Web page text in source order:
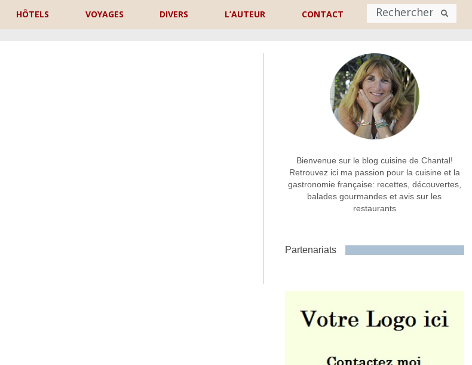
HÔTELS VOYAGES DIVERS L’AUTEUR CONTACT
Nom
Commentaire ou message *
Bienvenue sur le blog cuisine de Chantal!
Retrouvez ici ma passion pour la cuisine et la
gastronomie française: recettes, découvertes,
balades gourmandes et avis sur les
restaurants
Partenariats